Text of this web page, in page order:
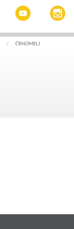
ČRNOMELJ